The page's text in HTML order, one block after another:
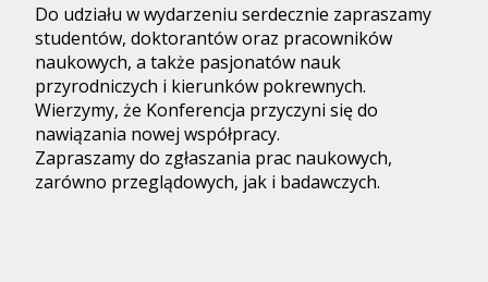
Do udziału w wydarzeniu serdecznie zapraszamy
studentów, doktorantów oraz pracowników
naukowych, a także pasjonatów nauk
przyrodniczych i kierunków pokrewnych.
Wierzymy, że Konferencja przyczyni się do
nawiązania nowej współpracy.
Zapraszamy do zgłaszania prac naukowych,
zarówno przeglądowych, jak i badawczych.